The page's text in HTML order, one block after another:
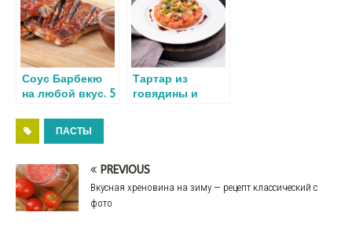
условиях
Соус Барбекю
на любой вкус. 5
рецепта с фото
Тартар из
говядины и
празднику
ПАСТЫ
PREVIOUS
Вкусная хреновина на зиму — рецепт классический с
фото